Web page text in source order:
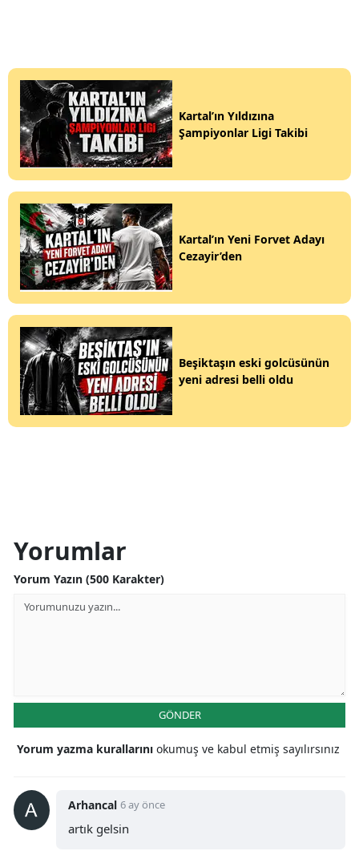
Kartal’ın Yıldızına
Şampiyonlar Ligi Takibi
Kartal’ın Yeni Forvet Adayı
Cezayir’den
Beşiktaşın eski golcüsünün
yeni adresi belli oldu
Yorumlar
Yorum Yazın (500 Karakter)
GÖNDER
Yorum yazma kurallarını okumuş ve kabul etmiş sayılırsınız
Arhancal 6 ay önce
artık gelsin